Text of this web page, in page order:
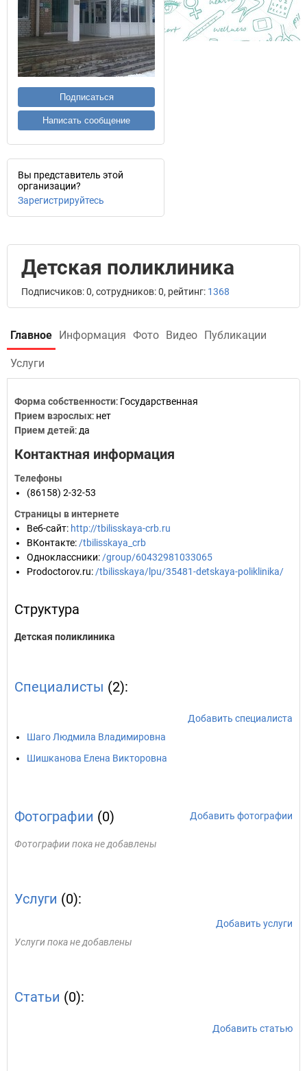
Подписаться
Написать сообщение
Вы представитель этой
организации?
Зарегистрируйтесь
Детская поликлиника
Подписчиков: 0, сотрудников: 0, рейтинг: 1368
Главное Информация Фото Видео Публикации
Услуги
Форма собственности: Государственная
Прием взрослых: нет
Прием детей: да
Контактная информация
Телефоны
(86158) 2-32-53
Страницы в интернете
Веб-сайт: http://tbilisskaya-crb.ru
ВКонтакте: /tbilisskaya_crb
Одноклассники: /group/60432981033065
Prodoctorov.ru: /tbilisskaya/lpu/35481-detskaya-poliklinika/
Структура
Детская поликлиника
Специалисты (2):
Добавить специалиста
Шаго Людмила Владимировна
Шишканова Елена Викторовна
Фотографии (0) Добавить фотографии
Фотографии пока не добавлены
Услуги (0):
Добавить услуги
Услуги пока не добавлены
Статьи (0):
Добавить статью